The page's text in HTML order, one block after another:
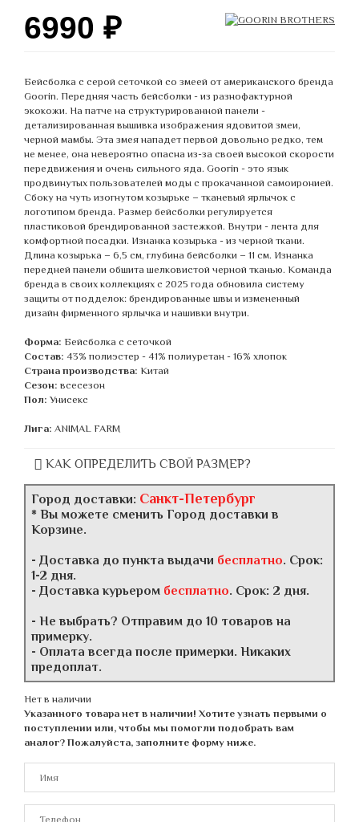
6990 ₽
Бейсболка с серой сеточкой со змеей от американского бренда
Goorin. Передняя часть бейсболки - из разнофактурной
экокожи. На патче на структурированной панели -
детализированная вышивка изображения ядовитой змеи,
черной мамбы. Эта змея нападет первой довольно редко, тем
не менее, она невероятно опасна из-за своей высокой скорости
передвижения и очень сильного яда. Goorin - это язык
продвинутых пользователей моды с прокачанной самоиронией.
Сбоку на чуть изогнутом козырьке – тканевый ярлычок с
логотипом бренда. Размер бейсболки регулируется
пластиковой брендированной застежкой. Внутри - лента для
комфортной посадки. Изнанка козырька - из черной ткани.
Длина козырька – 6,5 см, глубина бейсболки – 11 см. Изнанка
передней панели обшита шелковистой черной тканью. Команда
бренда в своих коллекциях с 2025 года обновила систему
защиты от подделок: брендированные швы и измененный
дизайн фирменного ярлычка и нашивки внутри.
Форма: Бейсболка с сеточкой
Состав: 43% полиэстер - 41% полиуретан - 16% хлопок
Страна производства: Китай
Сезон: всесезон
Пол: Унисекс
Лига: ANIMAL FARM
КАК ОПРЕДЕЛИТЬ СВОЙ РАЗМЕР?
Город доставки: Санкт-Петербург
* Вы можете сменить Город доставки в
Корзине.
- Доставка до пункта выдачи бесплатно. Срок:
1-2 дня.
- Доставка курьером бесплатно. Срок: 2 дня.
- Не выбрать? Отправим до 10 товаров на
примерку.
- Оплата всегда после примерки. Никаких
предоплат.
Нет в наличии
Указанного товара нет в наличии! Хотите узнать первыми о
поступлении или, чтобы мы помогли подобрать вам
аналог? Пожалуйста, заполните форму ниже.